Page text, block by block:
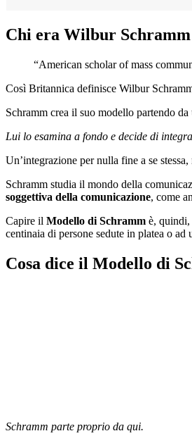
Chi era Wilbur Schramm
“American scholar of mass
Così Britannica definisce Wilbur
Schramm crea il suo modello partendo
Lui lo esamina a fondo e decide di
Un’integrazione per nulla fine a se stessa,
Schramm studia il mondo della
soggettiva della comunicazione, come
Capire il Modello di Schramm è, quindi,
centinaia di persone sedute in platea o
Cosa dice il Modello di
Schramm parte proprio da qui.